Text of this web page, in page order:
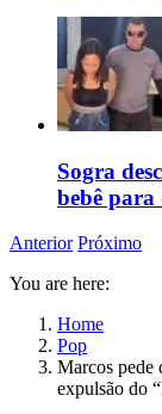
Sogra
bebê para
Anterior Próximo
You are here:
Home
Pop
Marcos pede
expulsão do